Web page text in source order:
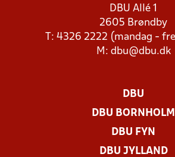
DBU Allé 1
2605 Brøndby
T: 4326 2222 (mandag -
M: dbu@dbu.dk
DBU
DBU BORNHOLM
DBU FYN
DBU JYLLAND